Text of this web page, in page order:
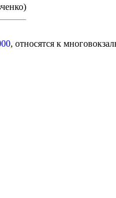
, относятся к